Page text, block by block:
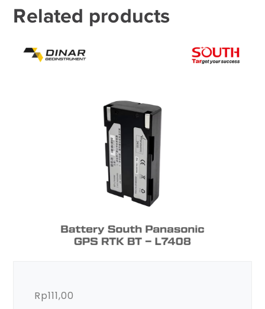
Related products
Rp111,00